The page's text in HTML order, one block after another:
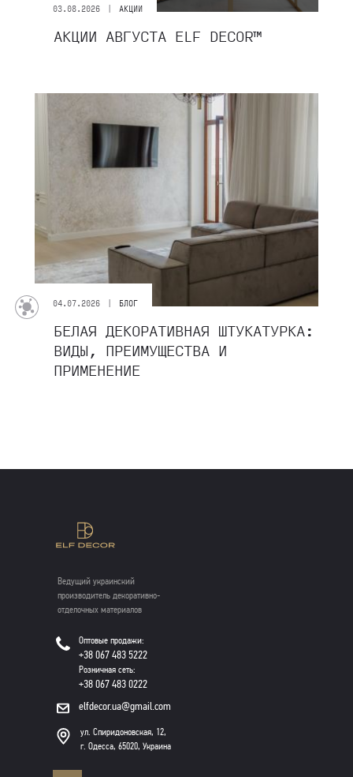
03.08.2026 | АКЦИИ
АКЦИИ АВГУСТА ЕLF DECOR™
04.07.2026 | БЛОГ
БЕЛАЯ ДЕКОРАТИВНАЯ ШТУКАТУРКА:
ВИДЫ, ПРЕИМУЩЕСТВА И
ПРИМЕНЕНИЕ
Ведущий украинский
производитель декоративно-
отделочных материалов
Оптовые продажи:
+38 067 483 5222
Розничная сеть:
+38 067 483 0222
elfdecor.ua@gmail.com
ул. Спиридоновская, 12,
г. Одесса, 65020, Украина